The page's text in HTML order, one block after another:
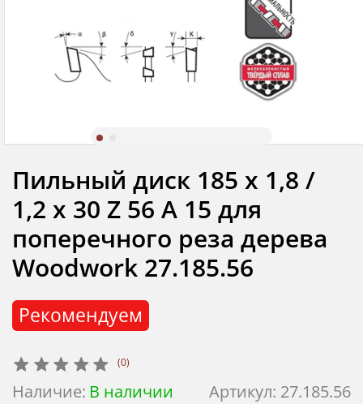
(0)
Артикул: 27.185.56
Наличие: В наличии
Рекомендуем
Пильный диск 185 х 1,8 /
1,2 х 30 Z 56 A 15 для
поперечного реза дерева
Woodwork 27.185.56